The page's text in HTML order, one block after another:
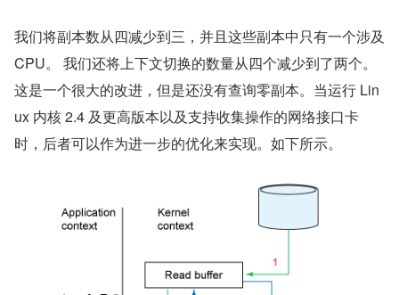
我们将副本数从四减少到三，并且这些副本中只有一个涉及
CPU。 我们还将上下文切换的数量从四个减少到了两个。
这是一个很大的改进，但是还没有查询零副本。当运行 Lin
ux 内核 2.4 及更高版本以及支持收集操作的网络接口卡
时，后者可以作为进一步的优化来实现。如下所示。